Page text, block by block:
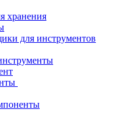
хранения
для инструментов